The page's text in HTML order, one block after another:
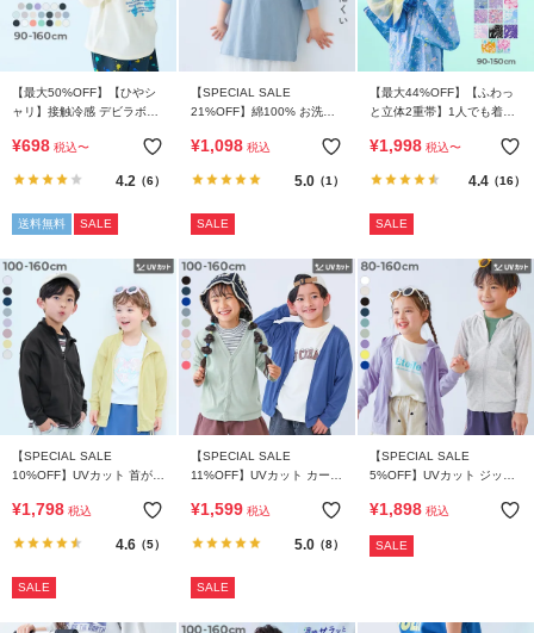
【最大50%OFF】【ひやシ
ャリ】接触冷感 デビラボ
袖Tシャツ
¥698 税込〜
4.2 （6）
送料無料 SALE
【SPECIAL SALE
21%OFF】綿100% お洗濯
ワンポイント刺繍 ビッグシ
¥1,098 税込
5.0（1）
SALE
【最大44%OFF】【ふわっ
と立体2重帯】1人でも着ら
ワンピース型浴衣
¥1,998 税込〜
4.4（16）
SALE
【SPECIAL SALE
10%OFF】UVカット 首が日
プカーディガン
¥1,798 税込
4.6（5）
SALE
【SPECIAL SALE
11%OFF】UVカット カーデ
¥1,599 税込
5.0（8）
SALE
【SPECIAL SALE
5%OFF】UVカット ジップ
¥1,898 税込
SALE